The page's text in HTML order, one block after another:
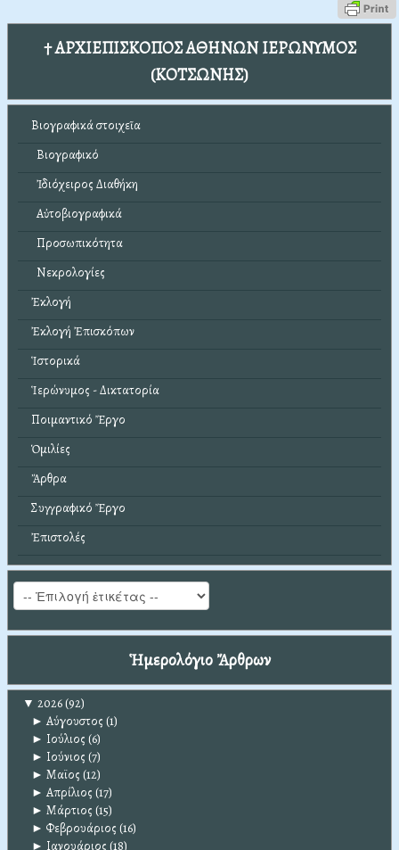
† ΑΡΧΙΕΠΙΣΚΟΠΟΣ ΑΘΗΝΩΝ ΙΕΡΩΝΥΜΟΣ
(ΚΟΤΣΩΝΗΣ)
Βιογραφικά στοιχεῖα
Βιογραφικό
Ἰδιόχειρος Διαθήκη
Αὐτοβιογραφικά
Προσωπικότητα
Νεκρολογίες
Ἐκλογή
Ἐκλογή Ἐπισκόπων
Ἱστορικά
Ἱερώνυμος - Δικτατορία
Ποιμαντικό Ἔργο
Ὁμιλίες
Ἄρθρα
Συγγραφικό Ἔργο
Ἐπιστολές
Ἡμερολόγιο Ἄρθρων
▼ 2026(92)
► Αύγουστος (1)
► Ιούλιος (6)
► Ιούνιος (7)
► Μαϊος (12)
► Απρίλιος (17)
► Μάρτιος (15)
► Φεβρουάριος (16)
► Ιανουάριος (18)